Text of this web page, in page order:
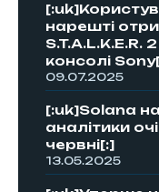
нарешті
S.T.A.L.K.E.R.
консолі
09.07.2025
[:uk]Solana
аналітики
червні[:]
13.05.2025